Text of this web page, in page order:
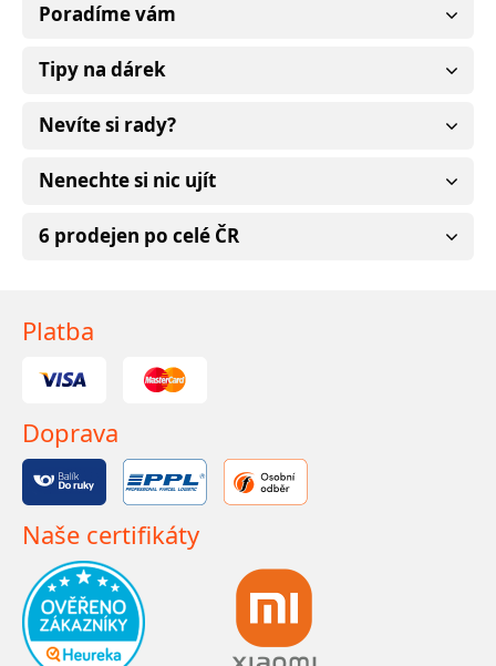
Poradíme vám
Tipy na dárek
Nevíte si rady?
Nenechte si nic ujít
6 prodejen po celé ČR
Platba
Doprava
Naše certifikáty